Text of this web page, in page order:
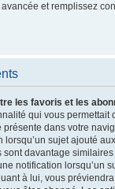
et remplissez
les favoris et les
qui vous permettait
dans votre
sujet ajouté
sont davantage
notification lorsqu’un
à lui, vous